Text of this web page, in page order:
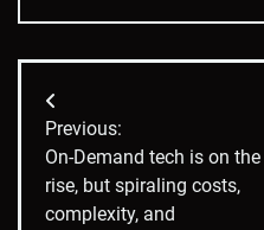
Post
navigation
Previous:
On-Demand tech is on the
rise, but spiraling costs,
complexity, and